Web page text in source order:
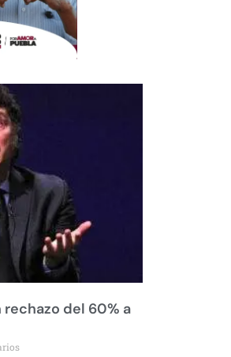
del 60% a